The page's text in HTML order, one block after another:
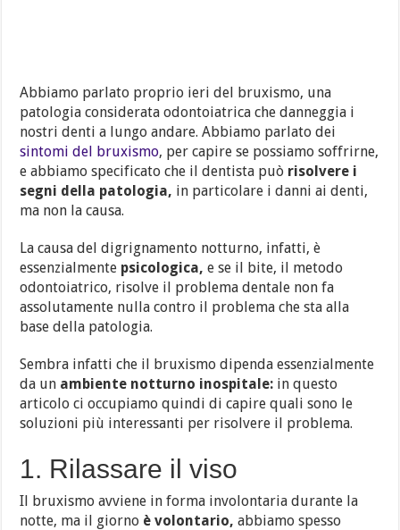
Abbiamo parlato proprio ieri del bruxismo, una
patologia considerata odontoiatrica che danneggia i
nostri denti a lungo andare. Abbiamo parlato dei
sintomi del bruxismo, per capire se possiamo soffrirne,
e abbiamo specificato che il dentista può risolvere i
segni della patologia, in particolare i danni ai denti,
ma non la causa.
La causa del digrignamento notturno, infatti, è
essenzialmente psicologica,e se il bite, il metodo
odontoiatrico, risolve il problema dentale non fa
assolutamente nulla contro il problema che sta alla
base della patologia.
Sembra infatti che il bruxismo dipenda essenzialmente
da un ambiente notturno inospitale: in questo
articolo ci occupiamo quindi di capire quali sono le
soluzioni più interessanti per risolvere il problema.
1. Rilassare il viso
Il bruxismo avviene in forma involontaria durante la
notte, ma il giorno è volontario,abbiamo spesso